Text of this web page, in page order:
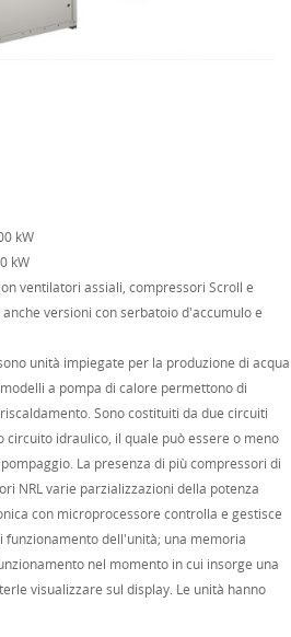
kW
kW
ventilatori assiali, compressori Scroll e
versioni con serbatoio d'accumulo e
unità impiegate per la produzione di acqua
a pompa di calore permettono di
Sono costituiti da due circuiti
circuito idraulico, il quale può essere o meno
La presenza di più compressori di
NRL varie parzializzazioni della potenza
con microprocessore controlla e gestisce
dell'unità; una memoria
nel momento in cui insorge una
visualizzare sul display. Le unità hanno